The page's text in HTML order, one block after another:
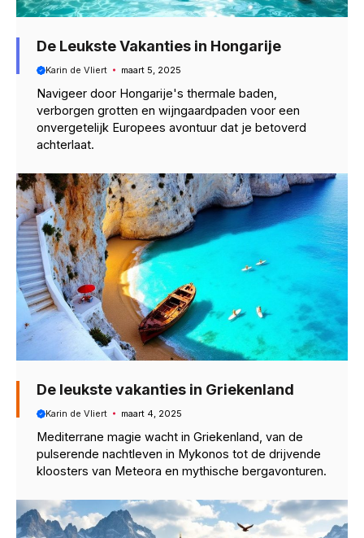
De Leukste Vakanties in Hongarije
Karin de Vliert maart 5, 2025
Navigeer door Hongarije's thermale baden,
verborgen grotten en wijngaardpaden voor een
onvergetelijk Europees avontuur dat je betoverd
achterlaat.
De leukste vakanties in Griekenland
Karin de Vliert maart 4, 2025
Mediterrane magie wacht in Griekenland, van de
pulserende nachtleven in Mykonos tot de drijvende
kloosters van Meteora en mythische bergavonturen.